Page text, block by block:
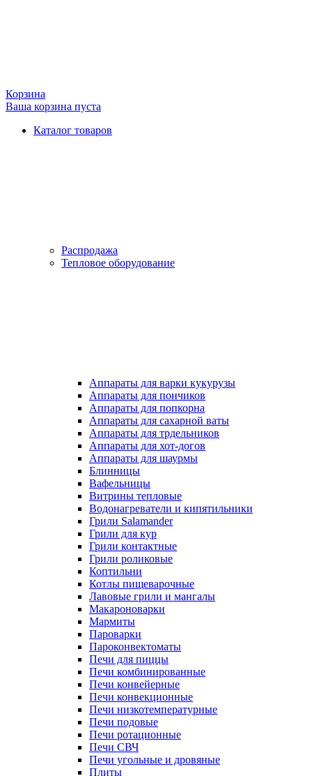
Корзина
Ваша корзина пуста
Каталог товаров
Распродажа
Тепловое оборудование
Аппараты для варки кукурузы
Аппараты для пончиков
Аппараты для попкорна
Аппараты для сахарной ваты
Аппараты для трдельников
Аппараты для хот-догов
Аппараты для шаурмы
Блинницы
Вафельницы
Витрины тепловые
Водонагреватели и кипятильники
Грили Salamander
Грили для кур
Грили контактные
Грили роликовые
Коптильни
Котлы пищеварочные
Лавовые грили и мангалы
Макароноварки
Мармиты
Пароварки
Пароконвектоматы
Печи для пиццы
Печи комбинированные
Печи конвейерные
Печи конвекционные
Печи низкотемпературные
Печи подовые
Печи ротационные
Печи СВЧ
Печи угольные и дровяные
Плиты